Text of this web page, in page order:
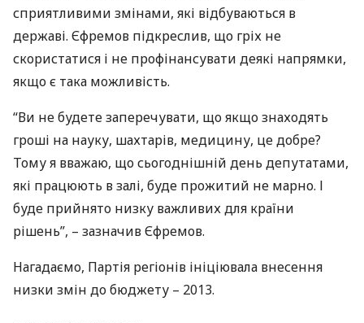
сприятливими змінами, які відбуваються в
державі. Єфремов підкреслив, що гріх не
скористатися і не профінансувати деякі напрямки,
якщо є така можливість.
“Ви не будете заперечувати, що якщо знаходять
гроші на науку, шахтарів, медицину, це добре?
Тому я вважаю, що сьогоднішній день депутатами,
які працюють в залі, буде прожитий не марно. І
буде прийнято низку важливих для країни
рішень”, – зазначив Єфремов.
Нагадаємо, Партія регіонів ініціювала внесення
низки змін до бюджету – 2013.